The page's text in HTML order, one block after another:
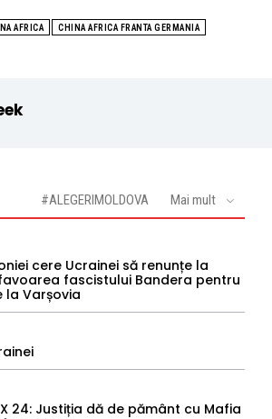
AFRICA CHINA AFRICA FRANTA GERMANIA
#ALEGERIMOLDOVA Mai mult
cere Ucrainei să renunțe la
fascistului Bandera pentru
la Varșovia
24: Justiția dă de pământ cu Mafia